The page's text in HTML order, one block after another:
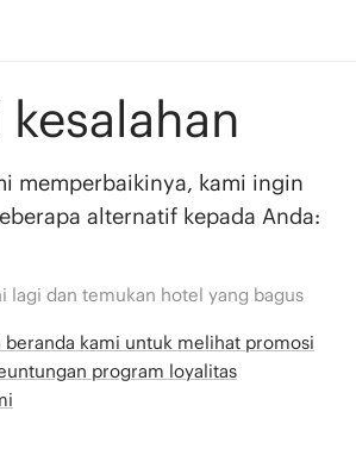
memperbaikinya, kami ingin
alternatif kepada Anda:
lagi dan temukan hotel yang bagus
beranda kami untuk melihat promosi
program loyalitas